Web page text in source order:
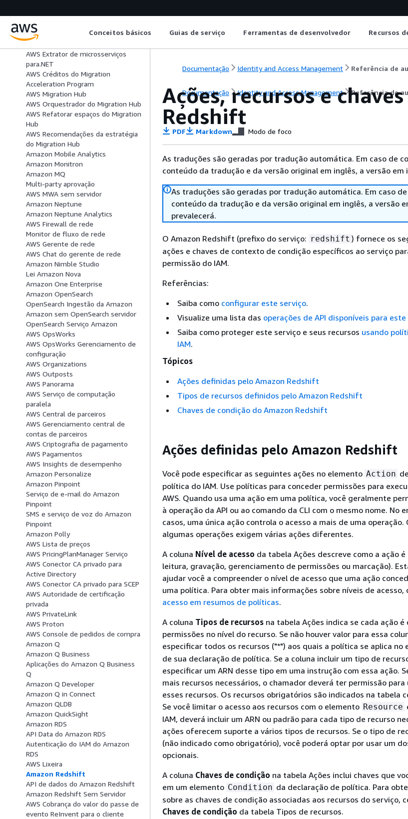
Conceitos básicos Guias de serviço Ferramentas de desenvolvedor Recursos
Serviço de entrega de mensagens
da Amazon
Serviço Amazon Message Gateway
AWS Extrator de microsserviços
para.NET
AWS Créditos do Migration
Acceleration Program
AWS Migration Hub
AWS Orquestrador do Migration Hub
AWS Refatorar espaços do Migration
Hub
AWS Recomendações da estratégia
do Migration Hub
Amazon Mobile Analytics
Amazon Monitron
Amazon MQ
Multi-party aprovação
AWS MWA sem servidor
Amazon Neptune
Amazon Neptune Analytics
AWS Firewall de rede
Monitor de fluxo de rede
AWS Gerente de rede
AWS Chat do gerente de rede
Amazon Nimble Studio
Lei Amazon Nova
Amazon One Enterprise
Amazon OpenSearch
OpenSearch Ingestão da Amazon
Amazon sem OpenSearch servidor
OpenSearch Serviço Amazon
AWS OpsWorks
AWS OpsWorks Gerenciamento de
configuração
AWS Organizations
AWS Outposts
AWS Panorama
AWS Serviço de computação
paralela
AWS Central de parceiros
AWS Gerenciamento central de
contas de parceiros
AWS Criptografia de pagamento
AWS Pagamentos
AWS Insights de desempenho
Amazon Personalize
Amazon Pinpoint
Serviço de e-mail do Amazon
Pinpoint
SMS e serviço de voz do Amazon
Pinpoint
Amazon Polly
AWS Lista de preços
AWS PricingPlanManager Serviço
AWS Conector CA privado para
Active Directory
AWS Conector CA privado para SCEP
AWS Autoridade de certificação
privada
AWS PrivateLink
AWS Proton
AWS Console de pedidos de compra
Amazon Q
Amazon Q Business
Aplicações do Amazon Q Business
Q
Amazon Q Developer
Amazon Q in Connect
Amazon QLDB
Amazon QuickSight
Amazon RDS
API Data do Amazon RDS
Autenticação do IAM do Amazon
RDS
AWS Lixeira
Amazon Redshift
API de dados do Amazon Redshift
Amazon Redshift Sem Servidor
AWS Cobrança do valor do passe de
evento ReInvent para o cliente
Documentação Identity and Access Management Referência de
Documentação Identity and Access Management Referência de
Ações, recursos e
Redshift
PDF Markdown Modo de foco
As traduções são geradas por tradução automática. Em caso de
conteúdo da tradução e da versão original em inglês, a versão em
As traduções são geradas por tradução automática. Em caso
conteúdo da tradução e da versão original em inglês, a versão
prevalecerá.
O Amazon Redshift (prefixo do serviço: redshift ) fornece os
ações e chaves de contexto de condição específicos ao serviço
permissão do IAM.
Referências:
Saiba como configurar este serviço.
Visualize uma lista das operações de API disponíveis para
Saiba como proteger este serviço e seus recursos usando
IAM.
Tópicos
Ações definidas pelo Amazon Redshift
Tipos de recursos definidos pelo Amazon Redshift
Chaves de condição do Amazon Redshift
Ações definidas pelo Amazon Redshift
Você pode especificar as seguintes ações no elemento Action
política do IAM. Use políticas para conceder permissões para
AWS. Quando usa uma ação em uma política, você geralmente
à operação da API ou ao comando da CLI com o mesmo nome. No
casos, uma única ação controla o acesso a mais de uma
algumas operações exigem várias ações diferentes.
A coluna Nível de acesso da tabela Ações descreve como a ação
leitura, gravação, gerenciamento de permissões ou marcação).
ajudar você a compreender o nível de acesso que uma ação
uma política. Para obter mais informações sobre níveis de acesso,
acesso em resumos de políticas.
A coluna Tipos de recursos na tabela Ações indica se cada ação
permissões no nível do recurso. Se não houver valor para essa
especificar todos os recursos ("*") aos quais a política se aplica no
de sua declaração de política. Se a coluna incluir um tipo de
especificar um ARN desse tipo em uma instrução com essa ação.
mais recursos necessários, o chamador deverá ter permissão para
esses recursos. Os recursos obrigatórios são indicados na tabela
Se você limitar o acesso aos recursos com o elemento Resource
IAM, deverá incluir um ARN ou padrão para cada tipo de recurso
ações oferecem suporte a vários tipos de recursos. Se o tipo de
(não indicado como obrigatório), você poderá optar por usar um
opcionais.
A coluna Chaves de condição na tabela Ações inclui chaves que
em um elemento Condition da declaração de política. Para
sobre as chaves de condição associadas aos recursos do serviço,
Chaves de condição da tabela Tipos de recursos.